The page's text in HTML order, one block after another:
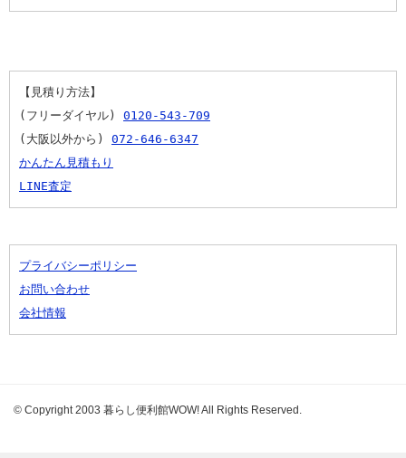
【見積り方法】
(フリーダイヤル) 0120-543-709
(大阪以外から) 072-646-6347
かんたん見積もり
LINE査定
プライバシーポリシー
お問い合わせ
会社情報
© Copyright 2003 暮らし便利館WOW! All Rights Reserved.